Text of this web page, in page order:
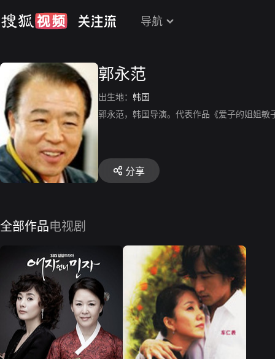
导航
郭永范
出生地： 韩国
郭永范，韩国导演。代表作品《爱子的姐姐敏
分享
全部作品电视剧